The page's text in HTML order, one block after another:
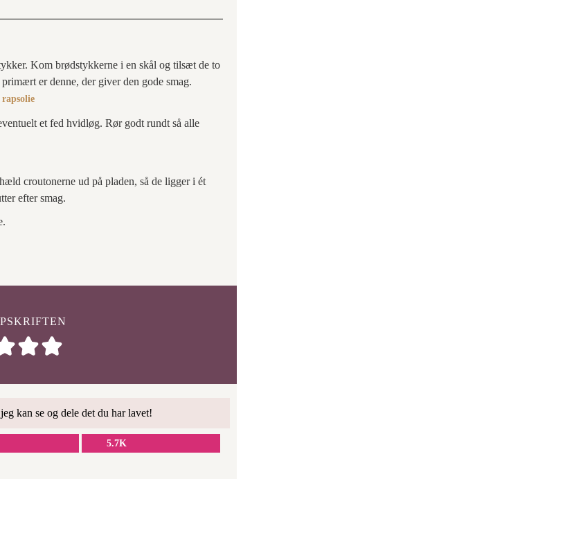
Kom brødstykkerne i en skål og tilsæt de to
er denne, der giver den gode smag.
rapsolie
et fed hvidløg. Rør godt rundt så alle
croutonerne ud på pladen, så de ligger i ét
efter smag.
kan se og dele det du har lavet!
5.7K